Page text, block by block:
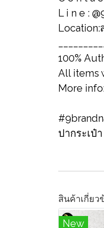
L i n e :
100%
All items
More
ปากระเป๋า
สินค้าเกี่ยว
New